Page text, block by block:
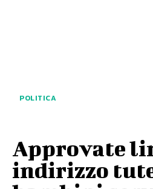
POLITICA
Approvate
indirizzo